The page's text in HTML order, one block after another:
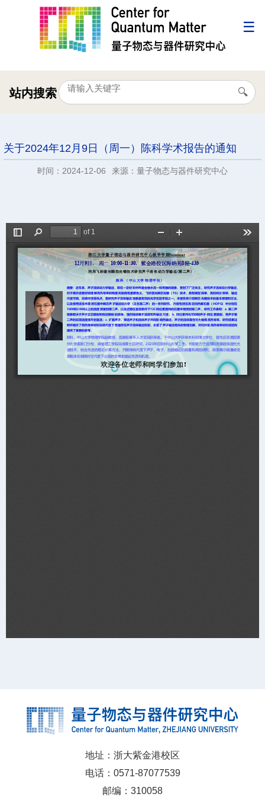
站内搜索
关于2024年12月9日（周一）陈科学术报告的通知
时间：2024-12-06 来源：量子物态与器件研究中心
地址：浙大紫金港校区
电话：0571-87077539
邮编：310058